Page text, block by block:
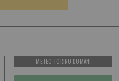
METEO TORINO DOMANI